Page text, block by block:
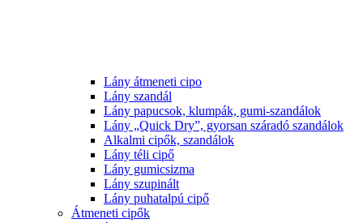
Lány átmeneti cipo
Lány szandál
Lány papucsok, klumpák, gumi-szandálok
Lány „Quick Dry”, gyorsan száradó szandálok
Alkalmi cipők, szandálok
Lány téli cipő
Lány gumicsizma
Lány szupinált
Lány puhatalpú cipő
Átmeneti cipők